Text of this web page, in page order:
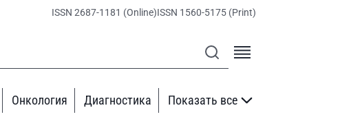
ISSN 2687-1181 (Online)ISSN 1560-5175 (Print)
Онкология Диагностика Показать все